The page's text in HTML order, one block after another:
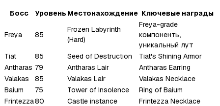
Босс Уровень Местонахождение Ключевые награды
Freya 85
Frozen Labyrinth
(Hard)
Freya-grade
компоненты,
уникальный лут
Tiat
85 Seed of Destruction
Tiat's Shining Armor
Antharas 79 Antharas Lair
Antharas Earring
Valakas
85 Valakas Lair
Valakas Necklace
Baium
75 Tower of Insolence
Ring of Baium
Frintezza80 Castle instance
Frintezza Necklace